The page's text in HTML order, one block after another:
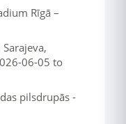
Rīgā –
06-05 to
pilsdrupās -